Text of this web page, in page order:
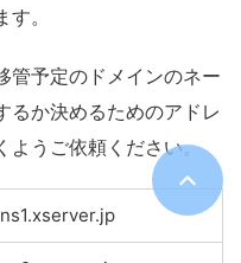
。
管予定のドメインのネー
るか決めるためのアドレ
ようご依頼ください。
ns1.xserver.jp